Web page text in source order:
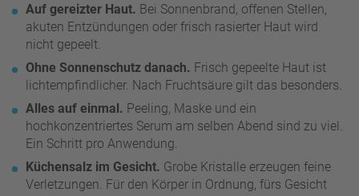
Auf gereizter Haut. Bei Sonnenbrand, offenen Stellen,
akuten Entzündungen oder frisch rasierter Haut wird
nicht gepeelt.
Ohne Sonnenschutz danach. Frisch gepeelte Haut ist
lichtempfindlicher. Nach Fruchtsäure gilt das besonders.
Alles auf einmal. Peeling, Maske und ein
hochkonzentriertes Serum am selben Abend sind zu viel.
Ein Schritt pro Anwendung.
Küchensalz im Gesicht. Grobe Kristalle erzeugen feine
Verletzungen. Für den Körper in Ordnung, fürs Gesicht